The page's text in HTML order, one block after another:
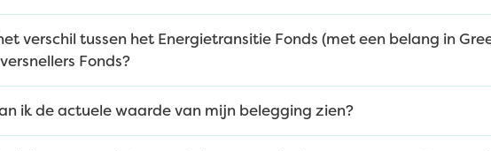
verschil tussen het Energietransitie Fonds (met een belang in
Fonds?
ik de actuele waarde van mijn belegging zien?